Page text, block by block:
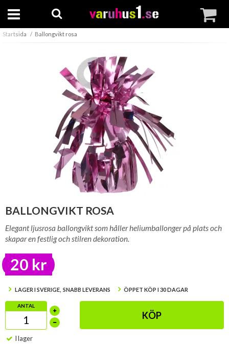
Startsida Ballongvikt rosa
BALLONGVIKT ROSA
Elegant ljusrosa ballongvikt som håller heliumballonger på plats och
skapar en festlig och stilren dekoration.
20 kr
LAGER I SVERIGE, SNABB LEVERANS ÖPPET KÖP I 30 DAGAR
ANTAL
KÖP
I lager